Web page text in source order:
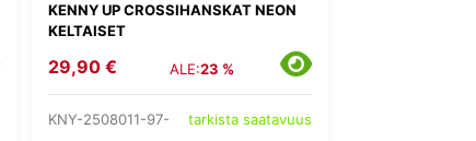
KENNY UP CROSSIHANSKAT NEON
KELTAISET
29,90 € ALE:23 %
KNY-2508011-97- tarkista saatavuus